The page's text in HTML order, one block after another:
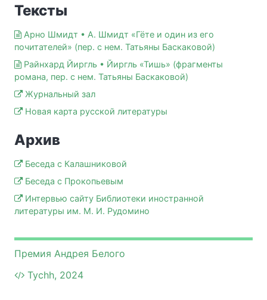
Тексты
Арно Шмидт • А. Шмидт «Гёте и один из его
почитателей» (пер. с нем. Татьяны Баскаковой)
Райнхард Йиргль • Йиргль «Тишь» (фрагменты
романа, пер. с нем. Татьяны Баскаковой)
Журнальный зал
Новая карта русской литературы
Архив
Беседа с Калашниковой
Беседа с Прокопьевым
Интервью сайту Библиотеки иностранной
литературы им. М. И. Рудомино
Премия Андрея Белого
Tychh, 2024